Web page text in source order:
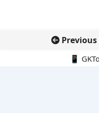
Previous
📱